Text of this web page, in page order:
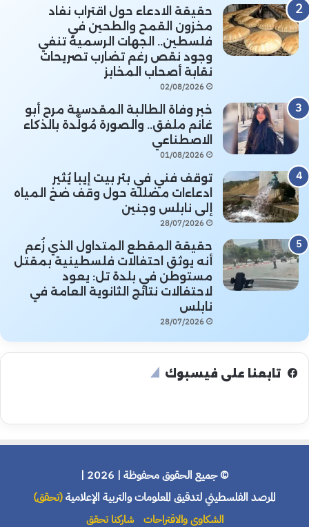
حقيقة الادعاء حول اقتراب نفاد
مخزون القمح والطحين في
فلسطين.. الجهات الرسمية تنفي
وجود نقص رغم تضارب تصريحات
نقابة أصحاب المخابز
02/08/2026
خبر وفاة الطالبة المقدسية مرح أبو
غانم ملفق.. والصورة مُولَّدة بالذكاء
الاصطناعي
01/08/2026
توقف فني في بئر بيت إيبا يُثير
ادعاءات مضللة حول وقف ضخ المياه
إلى نابلس وجنين
28/07/2026
حقيقة المقطع المتداول الذي زُعم
أنه يوثق احتفالات فلسطينية بمقتل
مستوطن في بلدة تل: يعود
لاحتفالات نتائج الثانوية العامة في
نابلس
28/07/2026
تابعنا على فيسبوك
© جميع الحقوق محفوظة | 2026 |
المرصد الفلسطيني لتدقيق المعلومات والتربية الإعلامية(تحقق)
الشكاوى والاقتراحات شاركنا تحقق